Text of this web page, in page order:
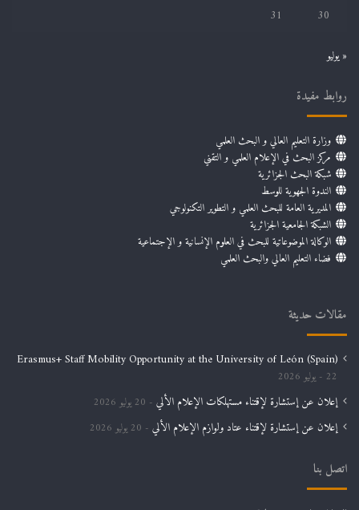
30
31
« يوليو
روابط مفيدة
وزارة التعليم العالي و البحث العلمي
مركز البحث في الإعلام العلمي و التقني
شبكة البحث الجزائرية
الندوة الجهوية للوسط
المديرية العامة للبحث العلمي و التطوير التكنولوجي
الشبكة الجامعية الجزائرية
الوكالة الموضوعاتية للبحث في العلوم الإنسانية و الإجتماعية
فضاء التعليم العالي والبحث العلمي
مقالات حديثة
Erasmus+ Staff Mobility Opportunity at the University of León (Spain)
22 يوليو 2026
إعلان عن إستشارة لإقتناء مستهلكات الإعلام الألي 20 يوليو 2026
إعلان عن إستشارة لإقتناء عتاد ولوازم الإعلام الألي 20 يوليو 2026
اتصل بنا